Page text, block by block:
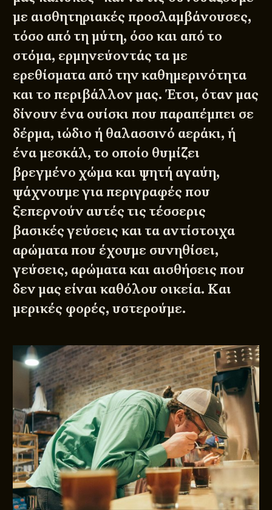
με αισθητηριακές προσλαμβάνουσες,
τόσο από τη μύτη, όσο και από το
στόμα, ερμηνεύοντάς τα με
ερεθίσματα από την καθημερινότητα
και το περιβάλλον μας. Έτσι, όταν μας
δίνουν ένα ουίσκι που παραπέμπει σε
δέρμα, ιώδιο ή θαλασσινό αεράκι, ή
ένα μεσκάλ, το οποίο θυμίζει
βρεγμένο χώμα και ψητή αγαύη,
ψάχνουμε για περιγραφές που
ξεπερνούν αυτές τις τέσσερις
βασικές γεύσεις και τα αντίστοιχα
αρώματα που έχουμε συνηθίσει,
γεύσεις, αρώματα και αισθήσεις που
δεν μας είναι καθόλου οικεία. Και
μερικές φορές, υστερούμε.